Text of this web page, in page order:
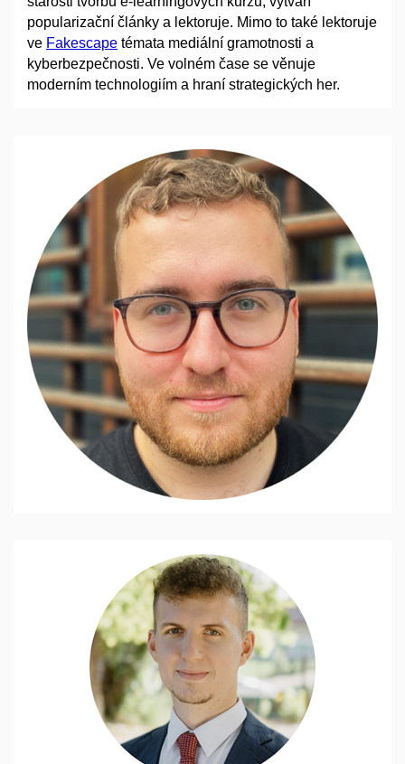
popularizační články a lektoruje. Mimo to také lektoruje
ve Fakescape témata mediální gramotnosti a
kyberbezpečnosti. Ve volném čase se věnuje
moderním technologiím a hraní strategických her.